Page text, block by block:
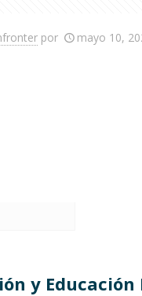
por mayo 10,
y Educación